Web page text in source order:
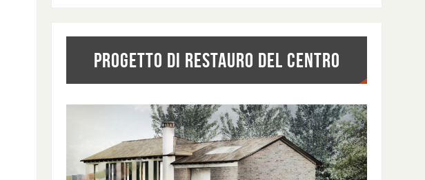
PROGETTO DI RESTAURO DEL CENTRO